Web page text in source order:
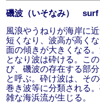
磯波（いそなみ） surf
風浪やうねりが海岸に
短くなり、波高が高く
面の傾きが大きくなる
となり波は砕ける。こ
び、磯波の存在する部
と呼ぶ。砕け波は、そ
巻き波等に分類される
雑な海浜流が生じる。